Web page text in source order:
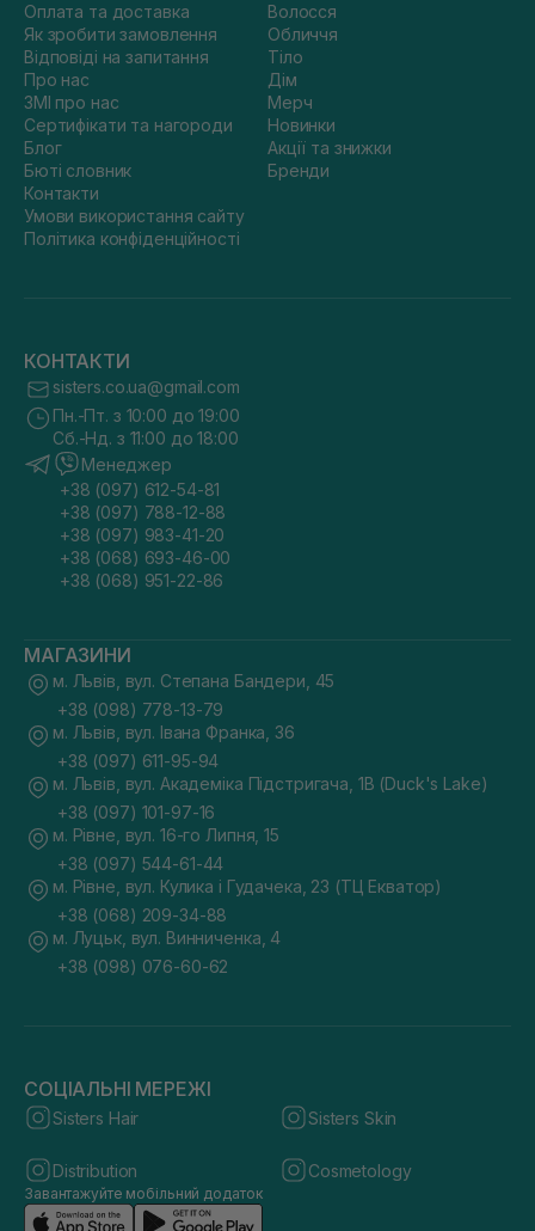
Оплата та доставка
Як зробити замовлення
Відповіді на запитання
Про нас
ЗМІ про нас
Сертифікати та нагороди
Блог
Бюті словник
Контакти
Умови використання сайту
Політика конфіденційності
Волосся
Обличчя
Тіло
Дім
Мерч
Новинки
Акції та знижки
Бренди
КОНТАКТИ
sisters.co.ua@gmail.com
Пн.-Пт. з 10:00 до 19:00
Сб.-Нд. з 11:00 до 18:00
Менеджер
+38 (097) 612-54-81
+38 (097) 788-12-88
+38 (097) 983-41-20
+38 (068) 693-46-00
+38 (068) 951-22-86
МАГАЗИНИ
м. Львів, вул. Степана Бандери, 45
+38 (098) 778-13-79
м. Львів, вул. Івана Франка, 36
+38 (097) 611-95-94
м. Львів, вул. Академіка Підстригача, 1В (Duck's Lake)
+38 (097) 101-97-16
м. Рівне, вул. 16-го Липня, 15
+38 (097) 544-61-44
м. Рівне, вул. Кулика і Гудачека, 23 (ТЦ Екватор)
+38 (068) 209-34-88
м. Луцьк, вул. Винниченка, 4
+38 (098) 076-60-62
СОЦІАЛЬНІ МЕРЕЖІ
Sisters Hair Sisters Skin
Distribution Cosmetology
Завантажуйте мобільний додаток